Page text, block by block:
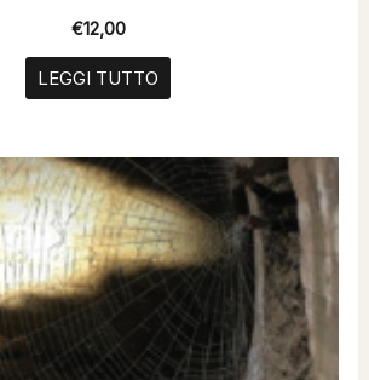
€12,00
LEGGI TUTTO